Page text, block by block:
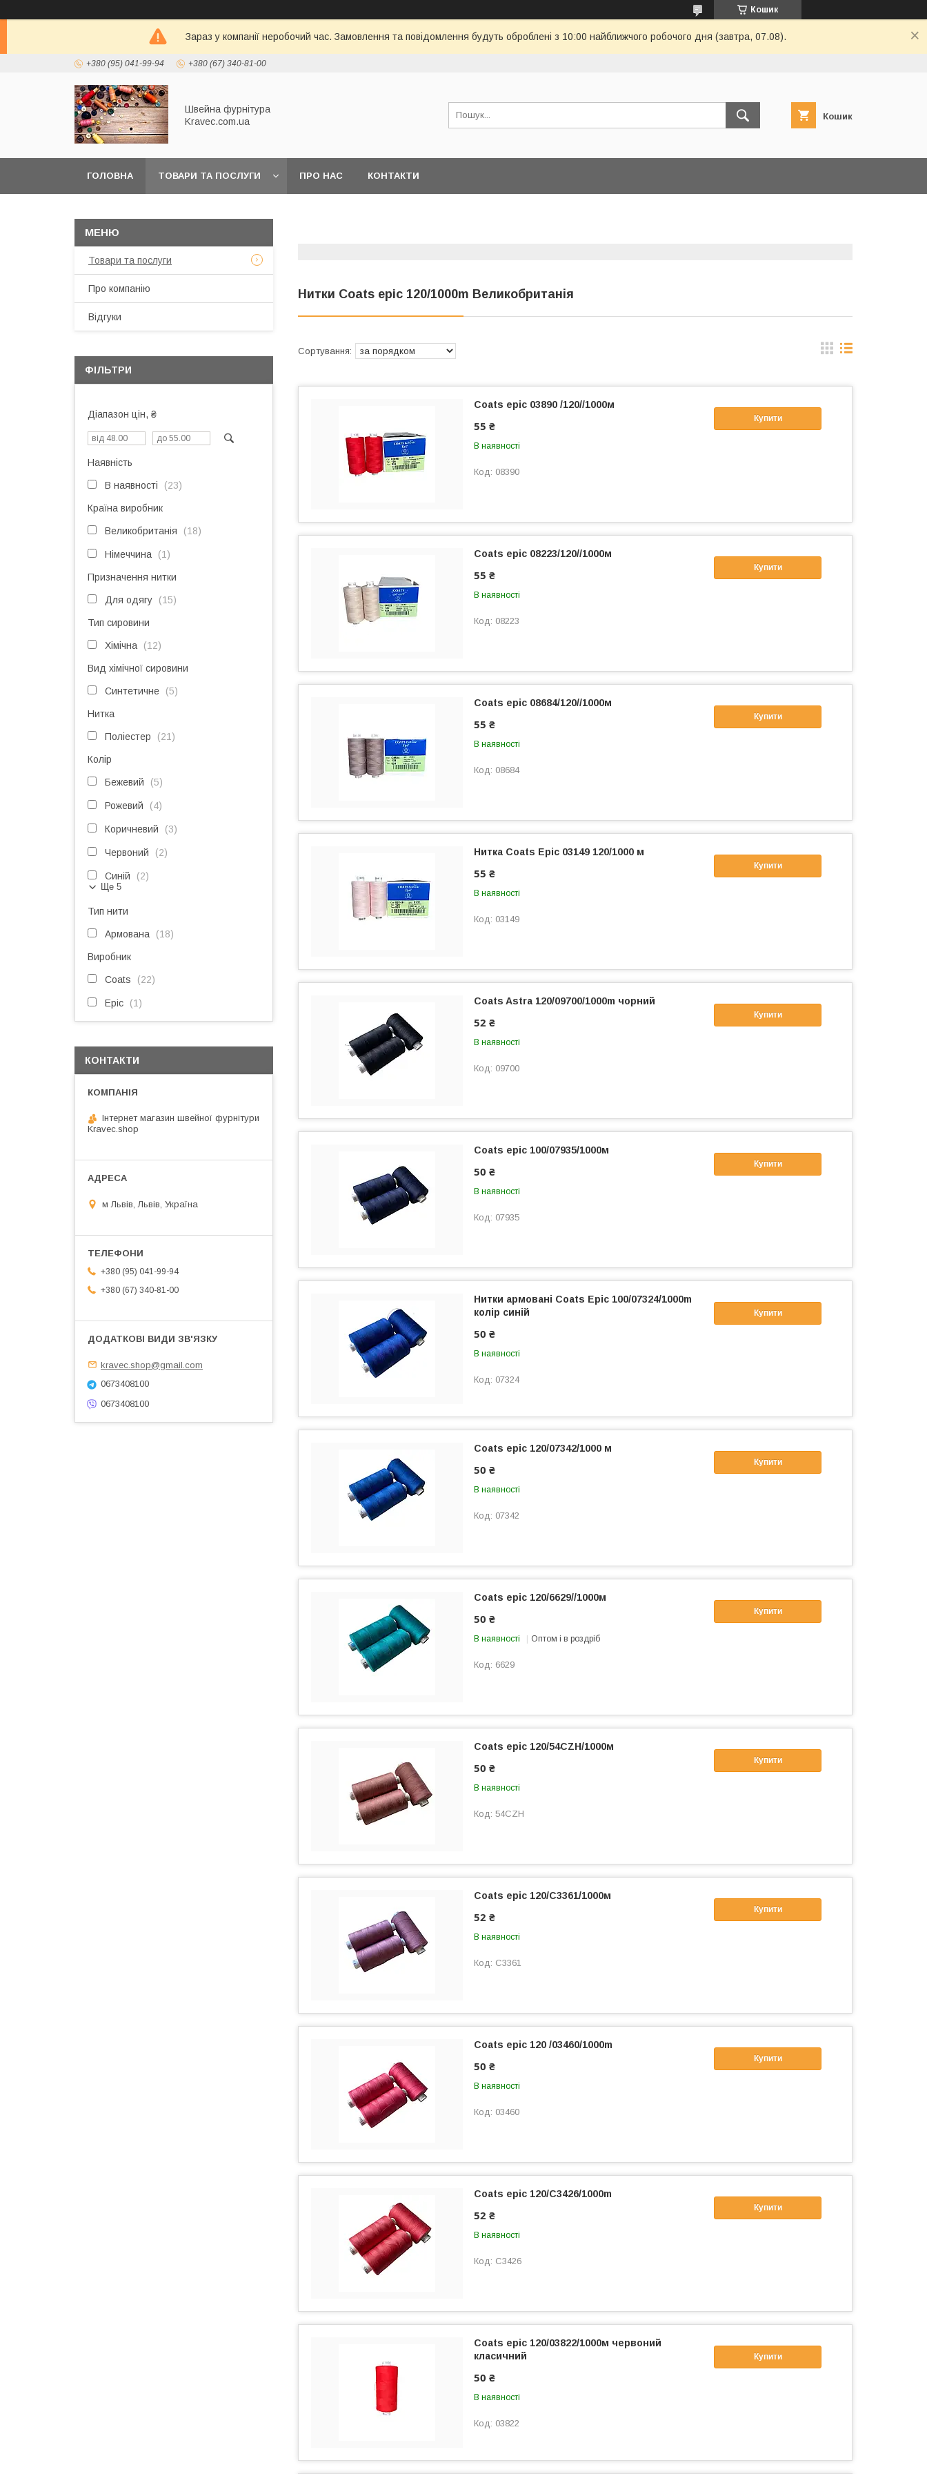
Кошик
Зараз у компанії неробочий час. Замовлення та повідомлення будуть оброблені з 10:00 найближчого робочого дня (завтра, 07.08).
+380 (95) 041-99-94 +380 (67) 340-81-00
Швейна фурнітура
Kravec.com.ua
Кошик
ГОЛОВНА ТОВАРИ ТА ПОСЛУГИ ПРО НАС КОНТАКТИ
Нитки Coats epic 120/1000m Великобританія
Купити
Coats epic 03890 /120//1000м
55 ₴
В наявності
08390
Купити
Coats epic 08223/120//1000м
55 ₴
В наявності
08223
Купити
Coats epic 08684/120//1000м
55 ₴
В наявності
08684
Купити
Нитка Coats Epic 03149 120/1000 м
55 ₴
В наявності
03149
Купити
Coats Astra 120/09700/1000m чорний
52 ₴
В наявності
09700
Купити
Coats epic 100/07935/1000м
50 ₴
В наявності
07935
Купити
Нитки армовані Coats Epic 100/07324/1000m
колір синій
50 ₴
В наявності
07324
Купити
Coats epic 120/07342/1000 м
50 ₴
В наявності
07342
Купити
Coats epic 120/6629//1000м
50 ₴
В наявності Оптом і в роздріб
6629
Купити
Coats epic 120/54СZH/1000м
50 ₴
В наявності
54СZН
Купити
Coats epic 120/С3361/1000м
52 ₴
В наявності
С3361
Купити
Coats epic 120 /03460/1000m
50 ₴
В наявності
03460
Купити
Coats epic 120/C3426/1000m
52 ₴
В наявності
С3426
Купити
Coats epic 120/03822/1000м червоний
класичний
50 ₴
В наявності
03822
Товари та послуги
Про компанію
Відгуки
ФІЛЬТРИ
Діапазон цін, ₴
Наявність
В наявності 23
Країна виробник
Великобританія 18
Німеччина 1
Призначення нитки
Для одягу 15
Тип сировини
Хімічна 12
Вид хімічної сировини
Синтетичне 5
Нитка
Поліестер 21
Колір
Бежевий 5
Рожевий 4
Коричневий 3
Червоний 2
Синій 2
Ще 5
Тип нити
Армована 18
Виробник
Coats 22
Epic 1
КОНТАКТИ
Інтернет магазин швейної фурнітури
Kravec.shop
м Львів, Львів, Україна
+380 (95) 041-99-94
+380 (67) 340-81-00
kravec.shop@gmail.com
0673408100
0673408100